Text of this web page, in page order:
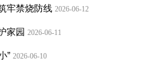
牢禁烧防线 2026-06-12
家园 2026-06-11
” 2026-06-10